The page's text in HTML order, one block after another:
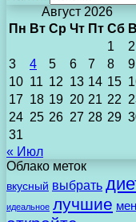
Август 2026
Пн Вт Ср Чт Пт Сб
1
2
3
4 5 6 7 8
9
10 11 12 13 14 15
17 18 19 20 21 22
24 25 26 27 28 29
31
« Июл
Облако меток
вкусный выбрать
идеальное лучшие